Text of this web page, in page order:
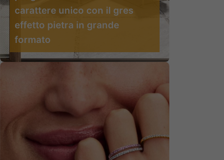
carattere unico con il gres
effetto pietra in grande
formato